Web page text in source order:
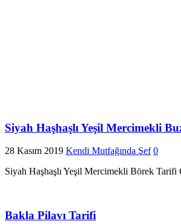
Siyah Haşhaşlı Yeşil Mercimekli
28 Kasım 2019 Kendi Mutfağında Şef 0
Siyah Haşhaşlı Yeşil Mercimekli Börek
Bakla Pilavı Tarifi